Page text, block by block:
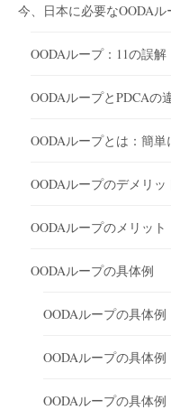
今、日本に必要なOODA
OODAループ：11の誤解
OODAループとPDCAの
OODAループとは：簡単
OODAループのデメリッ
OODAループのメリット
OODAループの具体例
OODAループの具体例
OODAループの具体
OODAループの具体